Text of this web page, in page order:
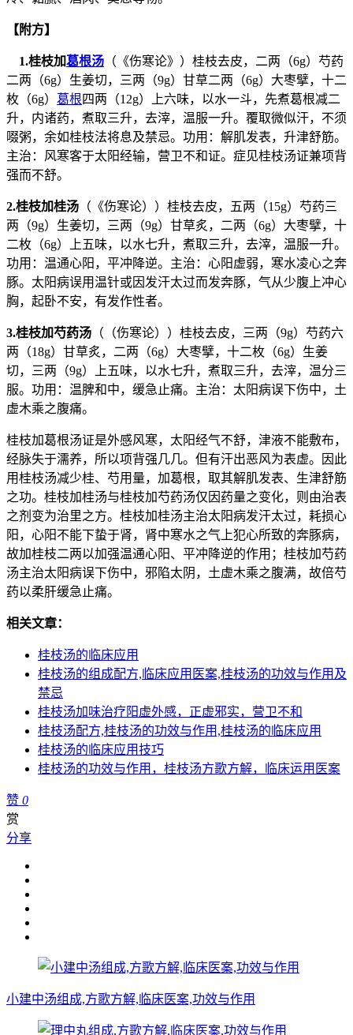
【附方】
1.桂枝加葛根汤 （《伤寒论》）桂枝去皮，二两（6g）芍药
二两（6g）生姜切，三两（9g）甘草二两（6g）大枣擘，十二
枚（6g） 葛根四两（12g）上六味，以水一斗，先煮葛根减二
升，内诸药，煮取三升，去滓，温服一升。覆取微似汗，不须
啜粥，余如桂枝法将息及禁忌。功用：解肌发表，升津舒筋。
主治：风寒客于太阳经输，营卫不和证。症见桂枝汤证兼项背
强而不舒。
2.桂枝加桂汤 （《伤寒论））桂枝去皮，五两（15g）芍药三
两（9g）生姜切，三两（9g）甘草炙，二两（6g）大枣擘，十
二枚（6g）上五味，以水七升，煮取三升，去滓，温服一升。
功用：温通心阳，平冲降逆。主治：心阳虚弱，寒水凌心之奔
豚。太阳病误用温针或因发汗太过而发奔豚，气从少腹上冲心
胸，起卧不安，有发作性者。
3.桂枝加芍药汤 （（伤寒论））桂枝去皮，三两（9g）芍药六
两（18g）甘草炙，二两（6g）大枣擘，十二枚（6g）生姜
切，三两（9g）上五味，以水七升，煮取三升，去滓，温分三
服。功用：温脾和中，缓急止痛。主治：太阳病误下伤中，土
虚木乘之腹痛。
桂枝加葛根汤证是外感风寒，太阳经气不舒，津液不能敷布，
经脉失于濡养，所以项背强几几。但有汗出恶风为表虚。因此
用桂枝汤减少桂、芍用量，加葛根，取其解肌发表、生津舒筋
之功。桂枝加桂汤与桂枝加芍药汤仅因药量之变化，则由治表
之剂变为治里之方。桂枝加桂汤主治太阳病发汗太过，耗损心
阳，心阳不能下蛰于肾，肾中寒水之气上犯心所致的奔豚病，
故加桂枝二两以加强温通心阳、平冲降逆的作用；桂枝加芍药
汤主治太阳病误下伤中，邪陷太阴，土虚木乘之腹满，故倍芍
药以柔肝缓急止痛。
相关文章：
桂枝汤的临床应用
桂枝汤的组成配方,临床应用医案,桂枝汤的功效与作用及
禁忌
桂枝汤加味治疗阳虚外感，正虚邪实，营卫不和
桂枝汤配方,桂枝汤的功效与作用,桂枝汤的临床应用
桂枝汤的临床应用技巧
桂枝汤的功效与作用，桂枝汤方歌方解，临床运用医案
赞 0
赏
分享
小建中汤组成,方歌方解,临床医案,功效与作用